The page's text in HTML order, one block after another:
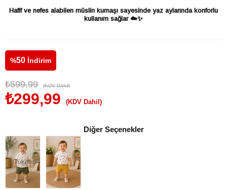
Hafif ve nefes alabilen müslin kumaşı sayesinde yaz aylarında konforlu
kullanım sağlar ☁️✨
%50 İndirim
₺599,99 (KDV Dahil)
₺299,99 (KDV Dahil)
Diğer Seçenekler
Tükendi